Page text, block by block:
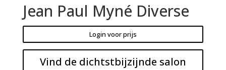
Jean Paul Myné Diverse
Login voor prijs
Vind de dichtstbijzijnde salon